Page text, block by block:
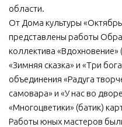
Независимая оценка
Контакты
области.
От Дома культуры
представлены работы
коллектива
«Зимняя сказка» и «Три
объединения «Радуга
самовара» и «У нас во
«Многоцветики» (батик)
Работы юных мастеров